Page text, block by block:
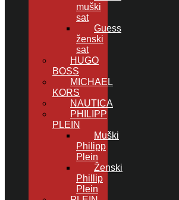
muški
sat
Guess
ženski
sat
HUGO
BOSS
MICHAEL
KORS
NAUTICA
PHILIPP
PLEIN
Muški
Philipp
Plein
Ženski
Phillip
Plein